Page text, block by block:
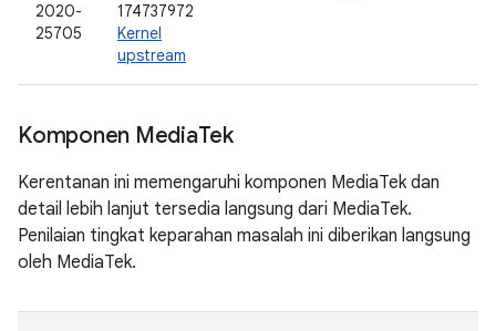
2020-
25705
174737972
Kernel
upstream
Komponen MediaTek
Kerentanan ini memengaruhi komponen MediaTek dan
detail lebih lanjut tersedia langsung dari MediaTek.
Penilaian tingkat keparahan masalah ini diberikan langsung
oleh MediaTek.